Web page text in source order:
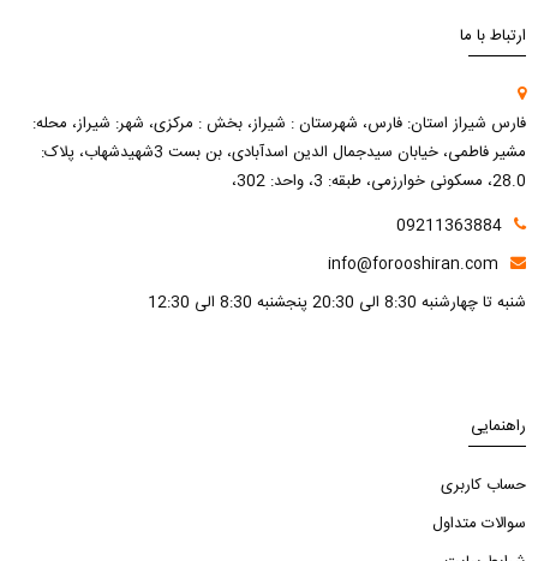
ارتباط با ما
فارس شیراز استان: فارس، شهرستان : شیراز، بخش : مرکزی، شهر: شیراز، محله:
مشیر فاطمی، خیابان سیدجمال الدین اسدآبادی، بن بست 3شهیدشهاب، پلاک:
28.0، مسکونی خوارزمی، طبقه: 3، واحد: 302،
09211363884
info@forooshiran.com
شنبه تا چهارشنبه 8:30 الی 20:30 پنجشنبه 8:30 الی 12:30
راهنمایی
حساب کاربری
سوالات متداول